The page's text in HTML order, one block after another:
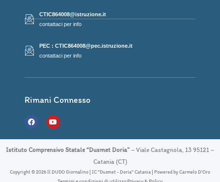
CTIC864008@istruzione.it
contattaci per info
PEC : CTIC864008@pec.istruzione.it
contattaci per info
Rimani Connesso
F
a
c
e
b
o
Y
o
u
t
b
Istituto Comprensivo Statale “Dusmet Doria” – Viale Castagnola, 13 95121 –
Catania (CT)
Copyright © 2026 Il DUDO Giornalino | IC "Dusmet - Doria" Catania | Powered by Carmelo D'Oro